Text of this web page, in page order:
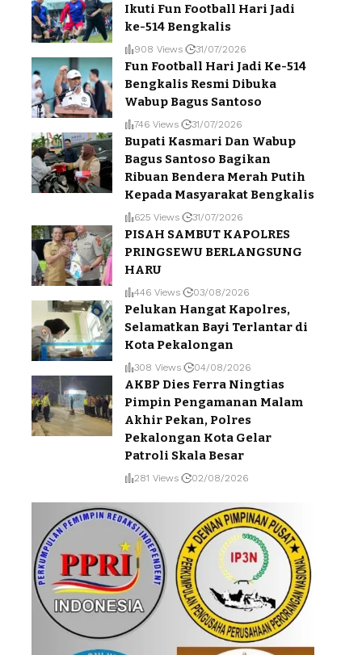
Ikuti Fun Football Hari Jadi
ke-514 Bengkalis
908 Views 31/07/2026
Fun Football Hari Jadi Ke-514
Bengkalis Resmi Dibuka
Wabup Bagus Santoso
746 Views 31/07/2026
Bupati Kasmari Dan Wabup
Bagus Santoso Bagikan
Ribuan Bendera Merah Putih
Kepada Masyarakat Bengkalis
625 Views 31/07/2026
PISAH SAMBUT KAPOLRES
PRINGSEWU BERLANGSUNG
HARU
446 Views 03/08/2026
Pelukan Hangat Kapolres,
Selamatkan Bayi Terlantar di
Kota Pekalongan
308 Views 04/08/2026
AKBP Dies Ferra Ningtias
Pimpin Pengamanan Malam
Akhir Pekan, Polres
Pekalongan Kota Gelar
Patroli Skala Besar
281 Views 02/08/2026